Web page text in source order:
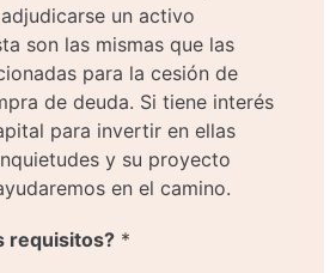
un activo
son las mismas que las
para la cesión de
de deuda. Si tiene interés
para invertir en ellas
y su proyecto
en el camino.
requisitos? *